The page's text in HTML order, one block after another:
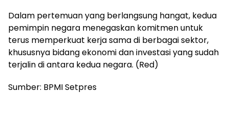
Dalam pertemuan yang berlangsung hangat, kedua
pemimpin negara menegaskan komitmen untuk
terus memperkuat kerja sama di berbagai sektor,
khususnya bidang ekonomi dan investasi yang sudah
terjalin di antara kedua negara. (Red)
Sumber: BPMI Setpres